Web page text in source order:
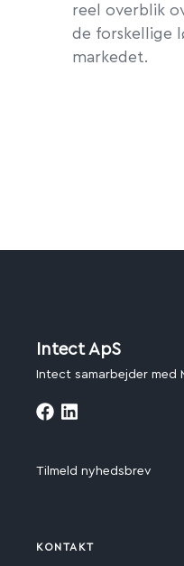
reel overblik
de forskellige
markedet.
Intect ApS
Intect samarbejder med
Tilmeld nyhedsbrev
KONTAKT